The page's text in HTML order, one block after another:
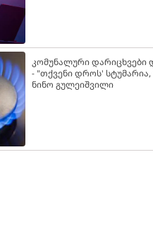
კომუნალური დარიცხვები
- "თქვენი დროს'
ნინო გულეიშვილი